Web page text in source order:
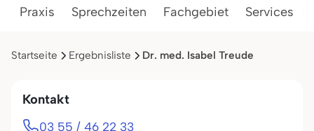
Praxis Sprechzeiten Fachgebiet Services
Startseite Ergebnisliste Dr. med. Isabel Treude
Kontakt
03 55 / 46 22 33